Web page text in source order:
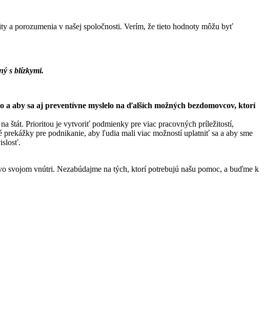
a porozumenia v našej spoločnosti. Verím, že tieto hodnoty môžu byť
s blízkymi.
aby sa aj preventívne myslelo na ďalších možných bezdomovcov, ktorí
štát. Prioritou je vytvoriť podmienky pre viac pracovných príležitostí,
pre podnikanie, aby ľudia mali viac možností uplatniť sa a aby sme
vnútri. Nezabúdajme na tých, ktorí potrebujú našu pomoc, a buďme k